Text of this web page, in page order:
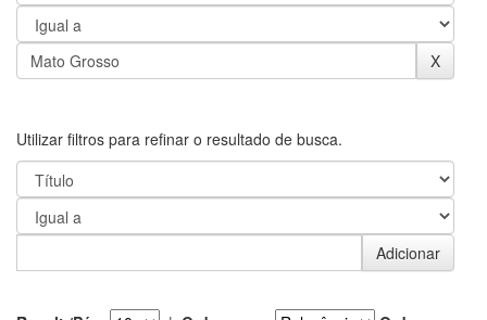
Utilizar filtros para refinar o resultado de busca.